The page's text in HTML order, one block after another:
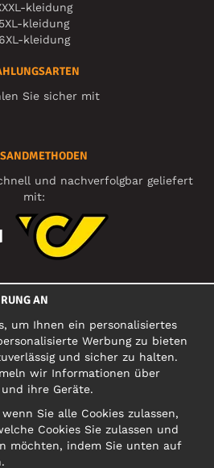
kleidung
5XL-kleidung
6XL-kleidung
Sie sicher mit
und nachverfolgbar geliefert
mit:
MEDIEN
FIRMA
Denim Europe OÜ
5, EE-10117 Tallinn
VAT: EE101578318
nicht an diese Adresse
schicken!
AN
um Ihnen ein personalisiertes
Werbung zu bieten
und sicher zu halten.
wir Informationen über
ihre Geräte.
wenn Sie alle Cookies zulassen,
Cookies Sie zulassen und
möchten, indem Sie unten auf